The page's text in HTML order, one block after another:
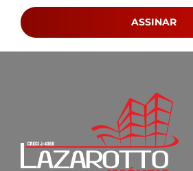
ASSINAR